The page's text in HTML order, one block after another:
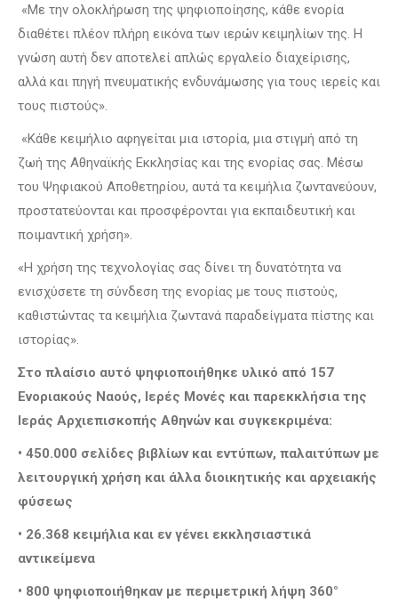
«Με την ολοκλήρωση της ψηφιοποίησης, κάθε ενορία
διαθέτει πλέον πλήρη εικόνα των ιερών κειμηλίων της. Η
γνώση αυτή δεν αποτελεί απλώς εργαλείο διαχείρισης,
αλλά και πηγή πνευματικής ενδυνάμωσης για τους ιερείς και
τους πιστούς».
«Κάθε κειμήλιο αφηγείται μια ιστορία, μια στιγμή από τη
ζωή της Αθηναϊκής Εκκλησίας και της ενορίας σας. Μέσω
του Ψηφιακού Αποθετηρίου, αυτά τα κειμήλια ζωντανεύουν,
προστατεύονται και προσφέρονται για εκπαιδευτική και
ποιμαντική χρήση».
«Η χρήση της τεχνολογίας σας δίνει τη δυνατότητα να
ενισχύσετε τη σύνδεση της ενορίας με τους πιστούς,
καθιστώντας τα κειμήλια ζωντανά παραδείγματα πίστης και
ιστορίας».
Στο πλαίσιο αυτό ψηφιοποιήθηκε υλικό από 157
Ενοριακούς Ναούς, Ιερές Μονές και παρεκκλήσια της
Ιεράς Αρχιεπισκοπής Αθηνών και συγκεκριμένα:
• 450.000 σελίδες βιβλίων και εντύπων, παλαιτύπων με
λειτουργική χρήση και άλλα διοικητικής και αρχειακής
φύσεως
• 26.368 κειμήλια και εν γένει εκκλησιαστικά
αντικείμενα
• 800 ψηφιοποιήθηκαν με περιμετρική λήψη 360°